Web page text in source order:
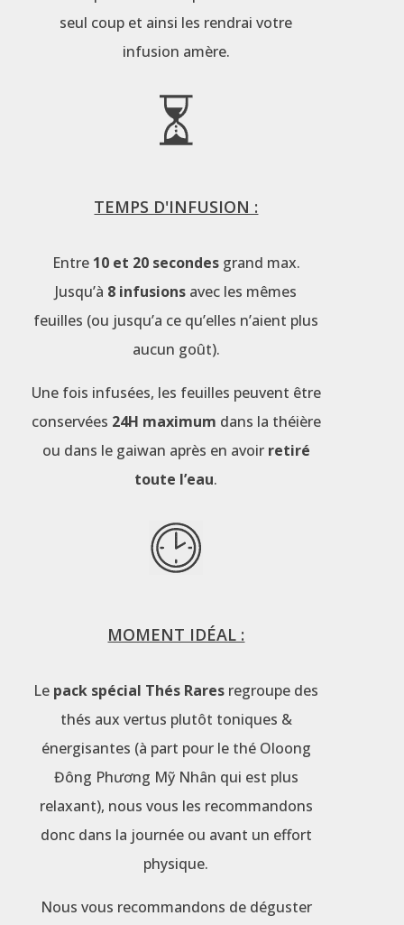
seul coup et ainsi les rendrai votre
infusion amère.
TEMPS D'INFUSION :
Entre 10 et 20 secondesgrand max.
Jusqu’à 8 infusions avec les mêmes
feuilles (ou jusqu’a ce qu’elles n’aient plus
aucun goût).
Une fois infusées, les feuilles peuvent être
conservées 24H maximum dans la théière
ou dans le gaiwan après en avoir retiré
toute l’eau.
MOMENT IDÉAL :
Le pack spécial Thés Rares regroupe des
thés aux vertus plutôt toniques &
énergisantes (à part pour le thé Oloong
Đông Phương Mỹ Nhân qui est plus
relaxant), nous vous les recommandons
donc dans la journée ou avant un effort
physique.
Nous vous recommandons de déguster